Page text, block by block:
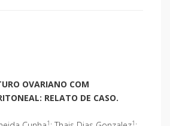
OVARIANO COM
RELATO DE CASO.
1 1